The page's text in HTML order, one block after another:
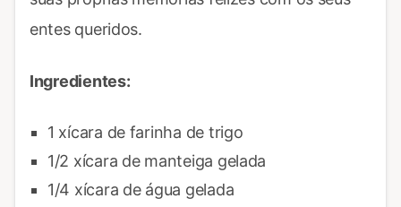
entes queridos.
Ingredientes:
1 xícara de farinha de trigo
1/2 xícara de manteiga gelada
1/4 xícara de água gelada